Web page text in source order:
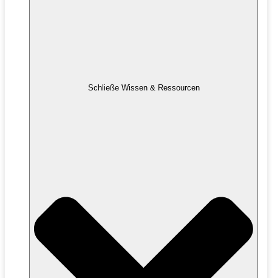
Schließe Wissen & Ressourcen